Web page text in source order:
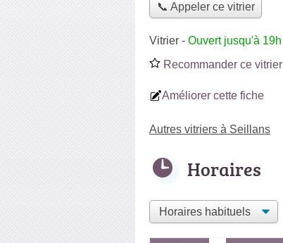
📞 Appeler ce vitrier
Vitrier - Ouvert jusqu'à 19h
Recommander ce vitrier
Améliorer cette fiche
Autres vitriers à Seillans
Horaires